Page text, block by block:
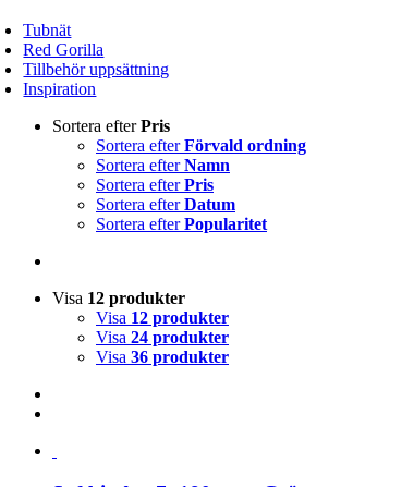
Tubnät
Red Gorilla
Tillbehör uppsättning
Inspiration
Sortera efterPris
Sortera efterFörvald ordning
Sortera efterNamn
Sortera efterPris
Sortera efterDatum
Sortera efterPopularitet
Visa 12 produkter
Visa 12 produkter
Visa 24 produkter
Visa 36 produkter